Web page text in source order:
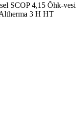
SCOP 4,15 Õhk-vesi
3 H HT